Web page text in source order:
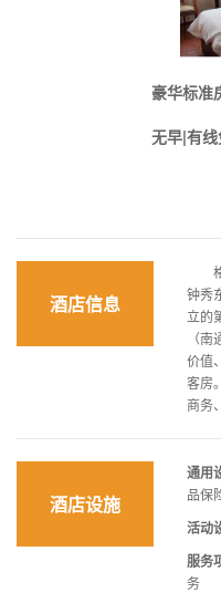
豪华标准
无早|有
酒店信息
格
钟秀
立的
（
价值
客房
商务
酒店设施
通用
品保
活动
服务
务